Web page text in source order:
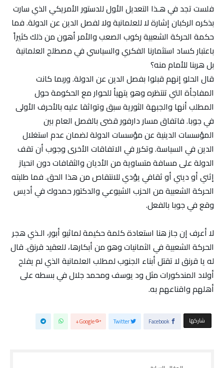
فلست تجد في هـذا التعديل الأول للدستور الأمريكي الذي سارت
بذكره الركبان إشارة لا للعلمانية ولا لفصل الدين عن الدولة. فما
حكمة الحركة الشعبية ركوب الصعب والأمر أهون من ذلك كثيراً
باعتبار كساد استثمارنا الفكري والسياسي في مصطلح العلمانية
بل هربنا للأمام منه؟
قال الحلو إنهم قبلوا بفصل الدين عن الدولة. وربما كانت
المفاجأة التي تنتظره وهو يتهيأ للحوار مع الحكومة حول
المطلب أنها والجبهة الثورية سبق وتواثقا عليه بالأحرف الأولى
في جوبا. فاتفاق مسار دارفور قضى بالفصل العام بين
المؤسسات الدينية عن مؤسسات الدولة لضمان عدم استغلال
الدين في السياسة. وتكرر في الاتفاقات الأخرى وجوب أن تقف
الدولة على مسافة متساوية من الأديان والثقافات دون انحياز
إثني أو ديني أو ثقافي يؤدي للانتقاص من هذا الحق. فما طلبته
الحركة الشعبية من الحزب الشيوعي والدكتور حمدوك في أديس
وقع في جوبا بالفعل.
لا أعرف إن جاز هنا استعادة كلمة حكيمة لماثيو أبور، الـذي هجر
الحركة الشعبية في الثمانيات وهو من أبكارها، للعقيد قرنق. قال
له يا قرنق لا تقتل أبناء الجنوب لمطلب العلمانية الذي لم يفلح
أولاد المندكورات مثل ود يوسف ومحمد جلال في بسطه على
أهلهم واقناعهم به.
‫‫ شاركها‬ Facebook
Twitter
Google+